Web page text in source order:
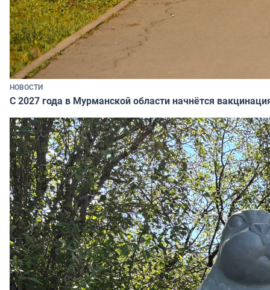
НОВОСТИ
С 2027 года в Мурманской области начнётся